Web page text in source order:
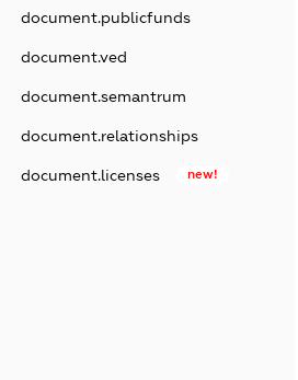
document.publicfunds
document.ved
document.semantrum
document.relationships
document.licenses new!